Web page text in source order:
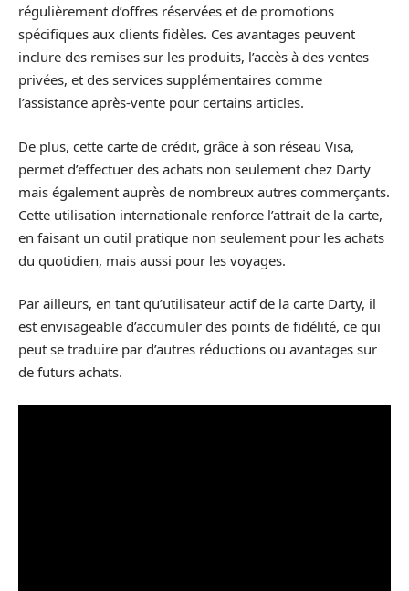
régulièrement d’offres réservées et de promotions
spécifiques aux clients fidèles. Ces avantages peuvent
inclure des remises sur les produits, l’accès à des ventes
privées, et des services supplémentaires comme
l’assistance après-vente pour certains articles.
De plus, cette carte de crédit, grâce à son réseau Visa,
permet d’effectuer des achats non seulement chez Darty
mais également auprès de nombreux autres commerçants.
Cette utilisation internationale renforce l’attrait de la carte,
en faisant un outil pratique non seulement pour les achats
du quotidien, mais aussi pour les voyages.
Par ailleurs, en tant qu’utilisateur actif de la carte Darty, il
est envisageable d’accumuler des points de fidélité, ce qui
peut se traduire par d’autres réductions ou avantages sur
de futurs achats.